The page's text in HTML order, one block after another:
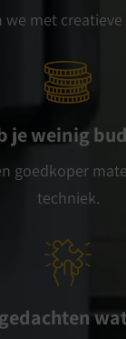
we met
je weinig
goedkoper
techniek.